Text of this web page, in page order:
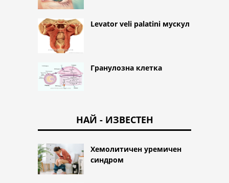
Levator veli palatini мускул
Гранулозна клетка
НАЙ - ИЗВЕСТЕН
Хемолитичен уремичен
синдром